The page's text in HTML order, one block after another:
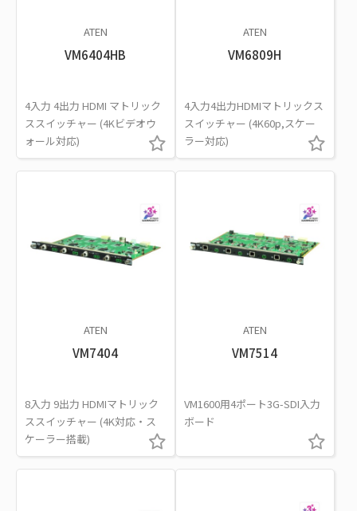
ATEN
VM6404HB
4入力 4出力 HDMI マトリック
ススイッチャー (4Kビデオウ
ォール対応)
ATEN
VM6809H
4入力4出力HDMIマトリックス
スイッチャー (4K60p,スケー
ラー対応)
ATEN
VM7404
8入力 9出力 HDMIマトリック
ススイッチャー (4K対応・ス
ケーラー搭載)
ATEN
VM7514
VM1600用4ポート3G-SDI入力
ボード